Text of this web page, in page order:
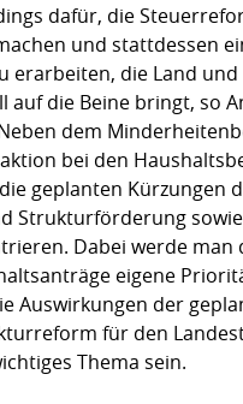
dafür, die
und stattdessen
erarbeiten, die Land
auf die Beine bringt, so
dem
bei den
geplanten Kürzungen
Strukturförderung
Dabei werde man
eigene
Auswirkungen der
für den
Thema sein.